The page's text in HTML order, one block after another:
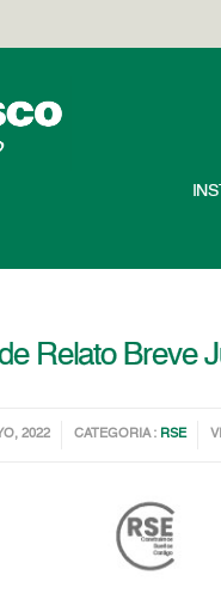
Relato Breve
2022 CATEGORIA : RSE